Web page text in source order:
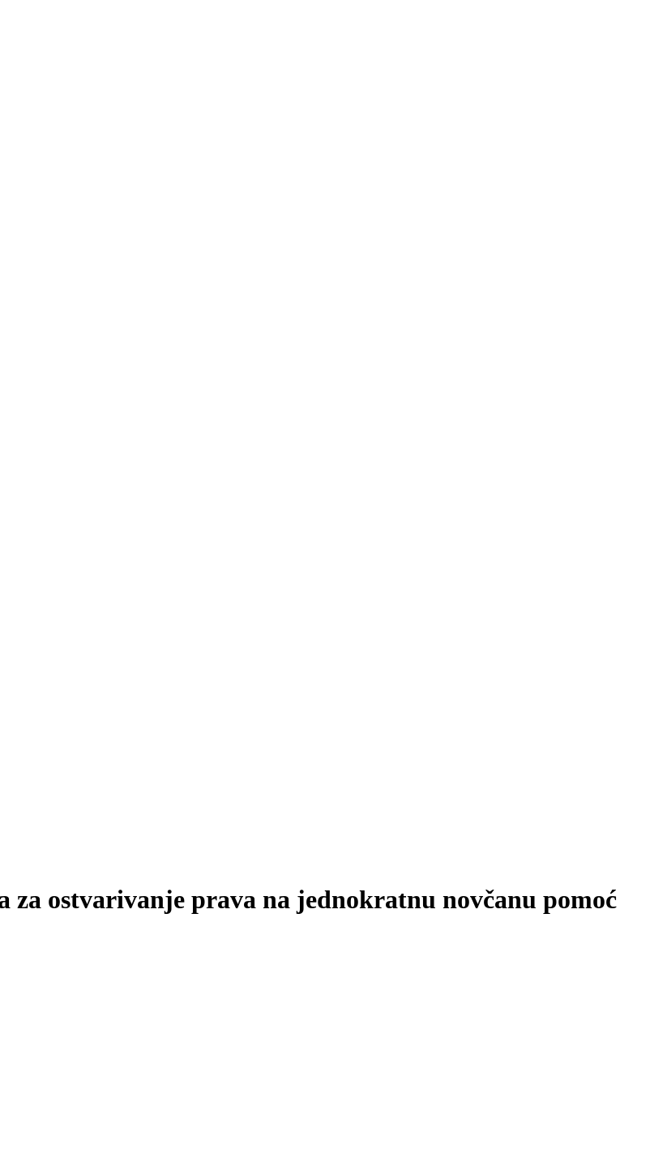
za ostvarivanje prava na jednokratnu novčanu pomoć